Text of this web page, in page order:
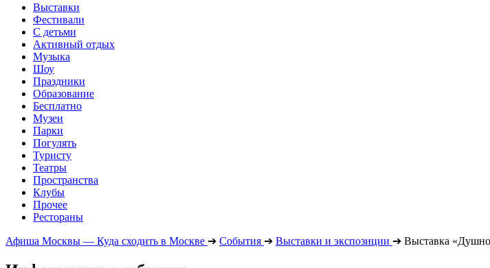
Выставки
Фестивали
С детьми
Активный отдых
Музыка
Шоу
Праздники
Образование
Бесплатно
Музеи
Парки
Погулять
Туристу
Театры
Пространства
Клубы
Прочее
Рестораны
Афиша Москвы — Куда сходить в Москве ➔ События ➔ Выставки и экспозиции ➔ Выставка «Душно